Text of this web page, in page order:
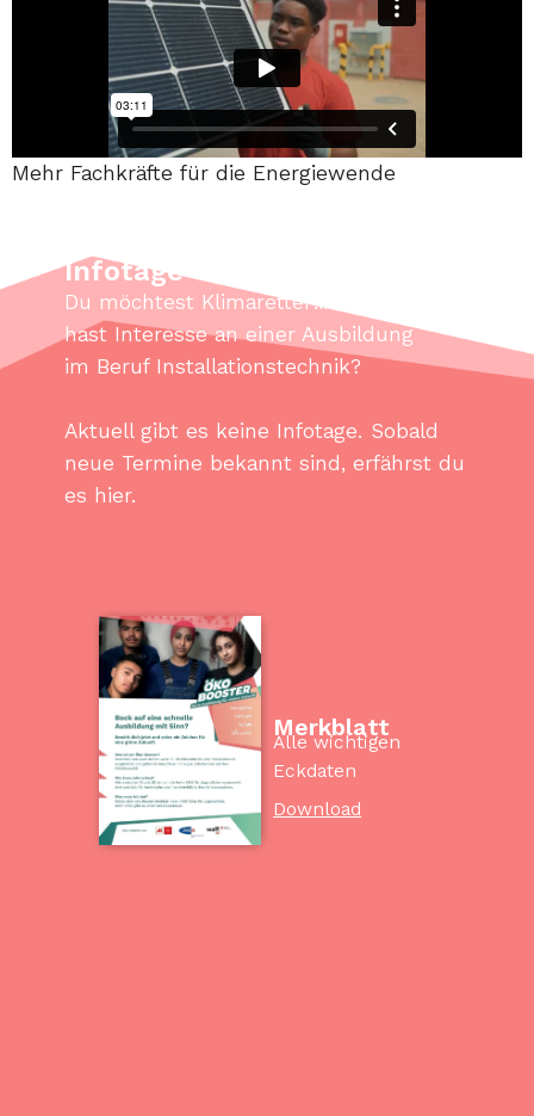
Mehr Fachkräfte für die Energiewende
Infotage
Du möchtest Klimaretter:in werden und
hast Interesse an einer Ausbildung
im Beruf Installationstechnik?
Aktuell gibt es keine Infotage. Sobald
neue Termine bekannt sind, erfährst du
es hier.
Merkblatt
Alle wichtigen
Eckdaten
Download